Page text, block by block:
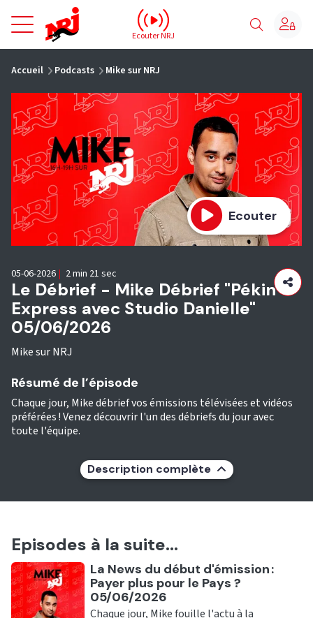
NRJ - Accueil
Ecouter NRJ
Accueil Podcasts Mike sur NRJ
Ecouter
Le Débrief - Mike Débrief "Pékin
Express avec Studio Danielle"
05/06/2026
Mike sur NRJ
05-06-2026 | 2 min 21 sec
Résumé de l’épisode
Chaque jour, Mike débrief vos émissions télévisées et vidéos
préférées ! Venez découvrir l'un des débriefs du jour avec
toute l'équipe.
Description complète
Episodes à la suite...
Ecouter
La News du début d'émission :
Payer plus pour le Pays ?
05/06/2026
Chaque jour, Mike fouille l'actu à la